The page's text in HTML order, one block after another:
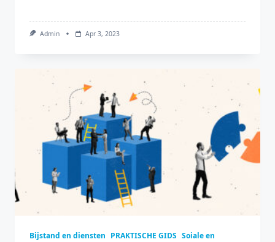
Admin Apr 3, 2023
Bijstand en diensten PRAKTISCHE GIDS Soiale en